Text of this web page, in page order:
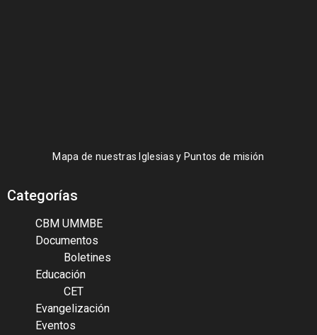
Mapa de nuestras Iglesias y Puntos de misión
Categorías
CBM UMMBE
Documentos
Boletines
Educación
CET
Evangelización
Eventos